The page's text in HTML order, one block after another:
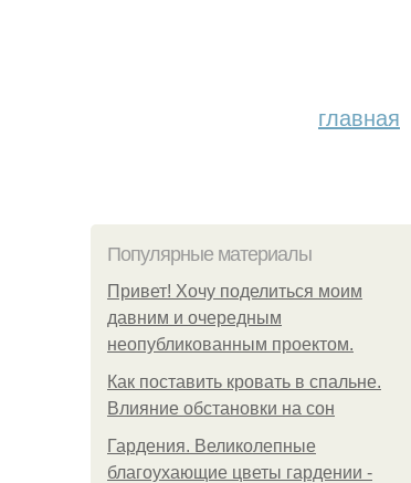
главная
Популярные материалы
Привет! Хочу поделиться моим
давним и очередным
неопубликованным проектом.
Как поставить кровать в спальне.
Влияние обстановки на сон
Гардения. Великолепные
благоухающие цветы гардении -